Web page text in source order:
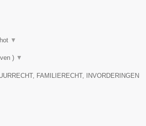
▼
) ▼
FAMILIERECHT, INVORDERINGEN